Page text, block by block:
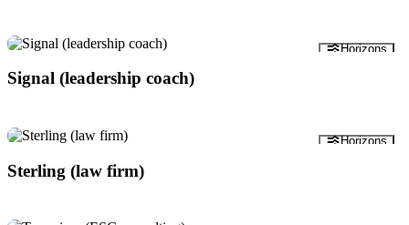
Horizons
Signal (leadership coach)
Horizons
Sterling (law firm)